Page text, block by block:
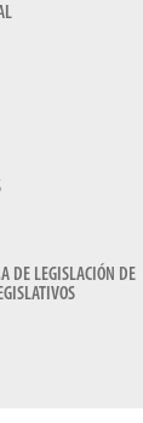
DE LEGISLACIÓN DE